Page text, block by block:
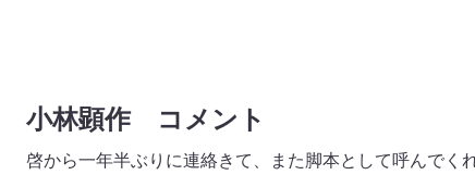
小林顕作 コメント
啓から一年半ぶりに連絡きて、また脚本として呼んでく